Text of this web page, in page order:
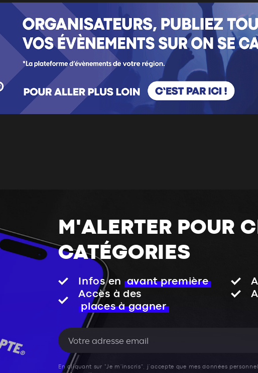
M'ALERTER POUR
CATÉGORIES
Infos en avant première
Accès à des
places à gagner
En cliquant sur "Je m'inscris", j’accepte que mes données